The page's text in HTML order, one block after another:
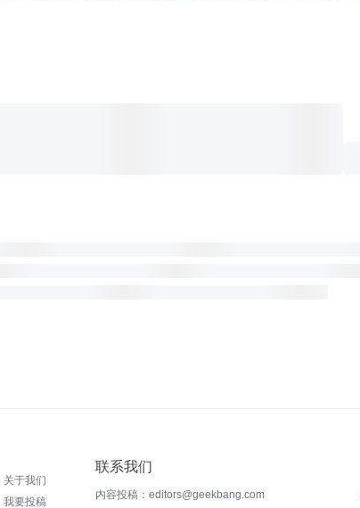
关于我们
我要投稿
联系我们
内容投稿：editors@geekbang.com